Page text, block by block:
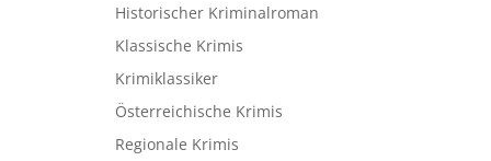
Historischer Kriminalroman
Klassische Krimis
Krimiklassiker
Österreichische Krimis
Regionale Krimis